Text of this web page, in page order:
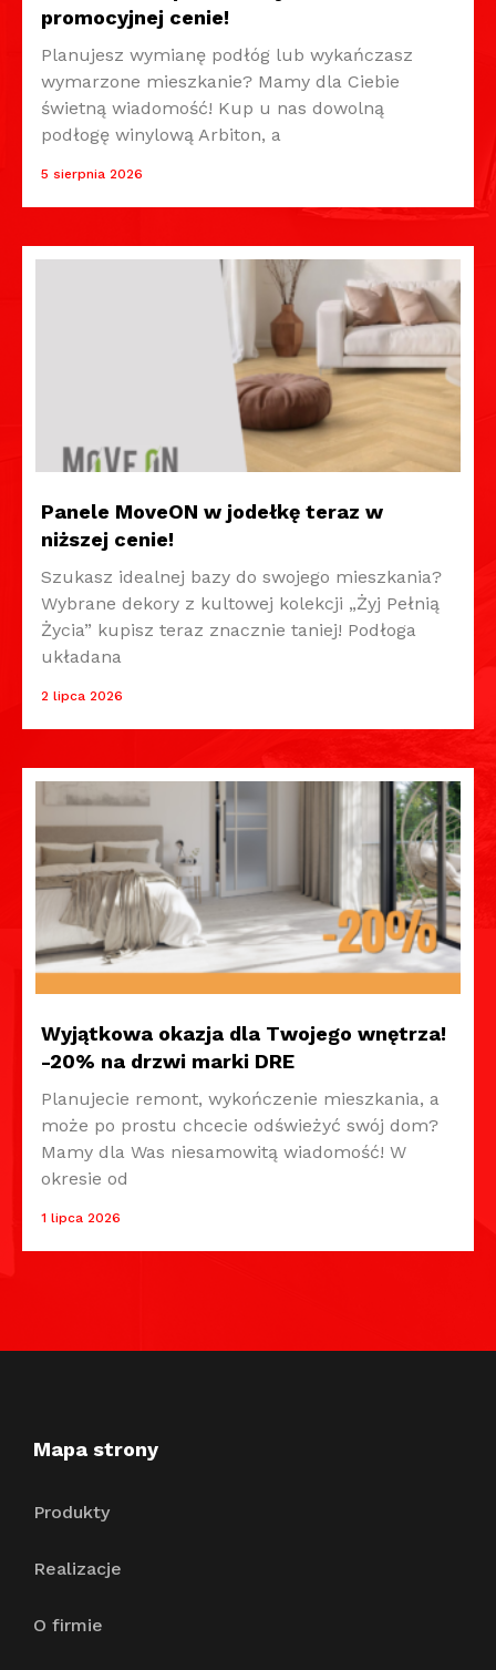
promocyjnej cenie!
Planujesz wymianę podłóg lub wykańczasz
wymarzone mieszkanie? Mamy dla Ciebie
świetną wiadomość! Kup u nas dowolną
podłogę winylową Arbiton, a
5 sierpnia 2026
Panele MoveON w jodełkę teraz w
niższej cenie!
Szukasz idealnej bazy do swojego mieszkania?
Wybrane dekory z kultowej kolekcji „Żyj Pełnią
Życia” kupisz teraz znacznie taniej! Podłoga
układana
2 lipca 2026
Wyjątkowa okazja dla Twojego wnętrza!
-20% na drzwi marki DRE
Planujecie remont, wykończenie mieszkania, a
może po prostu chcecie odświeżyć swój dom?
Mamy dla Was niesamowitą wiadomość! W
okresie od
1 lipca 2026
Mapa strony
Produkty
Realizacje
O firmie